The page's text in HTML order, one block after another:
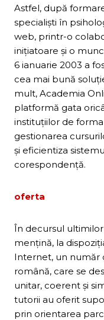
Astfel, după
specialişti în
web, printr-o
iniţiatoare şi o
6 ianuarie 2003 a
cea mai bună
mult, Academia
platformă gata
instituţiilor de
gestionarea
şi eficientiza
corespondenţă.
oferta
În decursul ultimilor
menţină, la
Internet, un număr
română, care se
unitar, coerent şi
tutorii au oferit
prin orientarea